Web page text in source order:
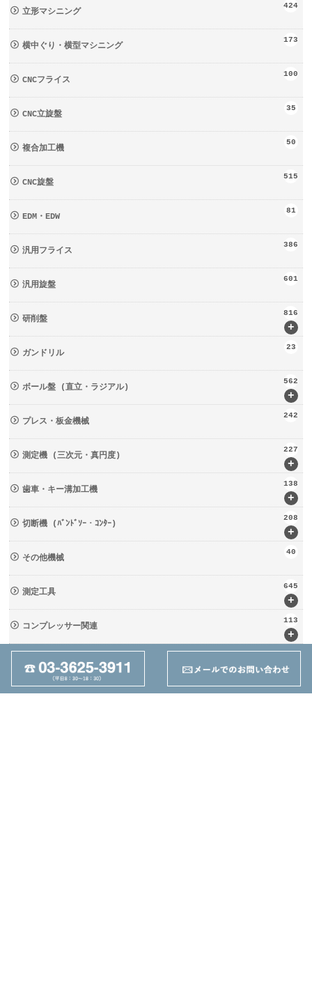
立形マシニング
424
横中ぐり・横型マシニング
173
CNCフライス
100
CNC立旋盤
35
複合加工機
50
CNC旋盤
515
EDM・EDW
81
汎用フライス
386
汎用旋盤
601
+
研削盤
816
ガンドリル
23
+
ボール盤 (直立・ラジアル)
562
プレス・板金機械
242
+
測定機 (三次元・真円度)
227
+
歯車・キー溝加工機
138
+
切断機 (ﾊﾞﾝﾄﾞｿｰ・ｺﾝﾀｰ)
208
その他機械
40
+
測定工具
645
+
コンプレッサー関連
113
+
輸送・荷役機械 (ﾘﾌﾀｰ・台車)
133
周辺工具(定盤・バイス)
237